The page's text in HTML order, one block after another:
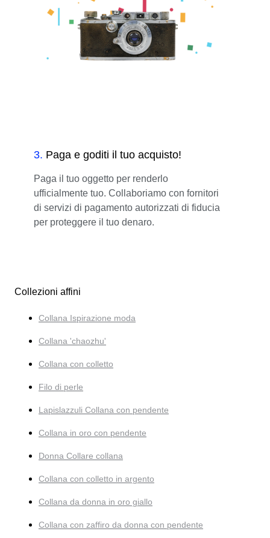
3. Paga e goditi il tuo acquisto!
Paga il tuo oggetto per renderlo
ufficialmente tuo. Collaboriamo con fornitori
di servizi di pagamento autorizzati di fiducia
per proteggere il tuo denaro.
Collezioni affini
Collana Ispirazione moda
Collana 'chaozhu'
Collana con colletto
Filo di perle
Lapislazzuli Collana con pendente
Collana in oro con pendente
Donna Collare collana
Collana con colletto in argento
Collana da donna in oro giallo
Collana con zaffiro da donna con pendente